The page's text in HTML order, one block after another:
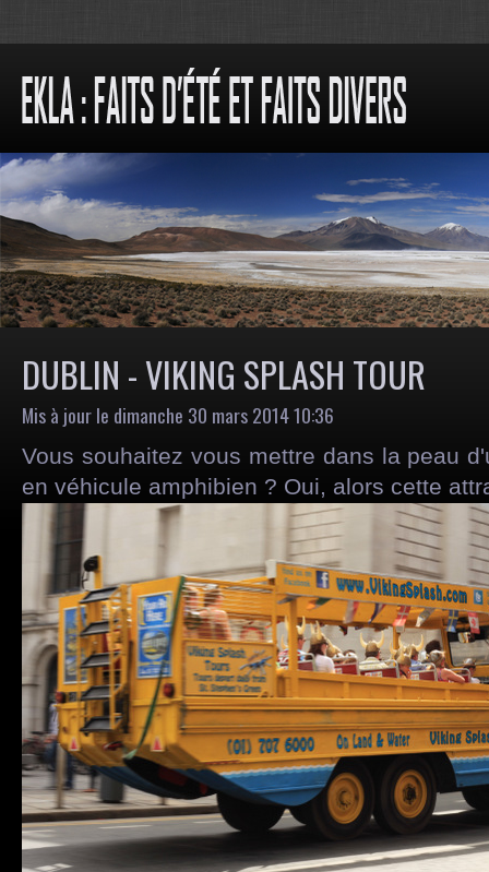
DUBLIN - VIKING SPLASH TOUR
Mis à jour le dimanche 30 mars 2014 10:36
Vous souhaitez vous mettre dans la peau
en véhicule amphibien ? Oui, alors cette